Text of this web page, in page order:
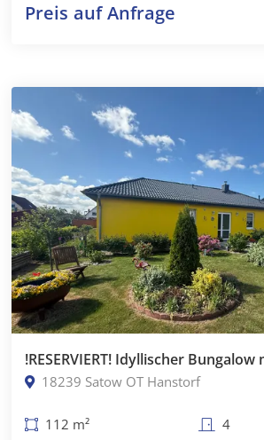
Preis auf Anfrage
18239 Satow OT Hanstorf
112 m²
4